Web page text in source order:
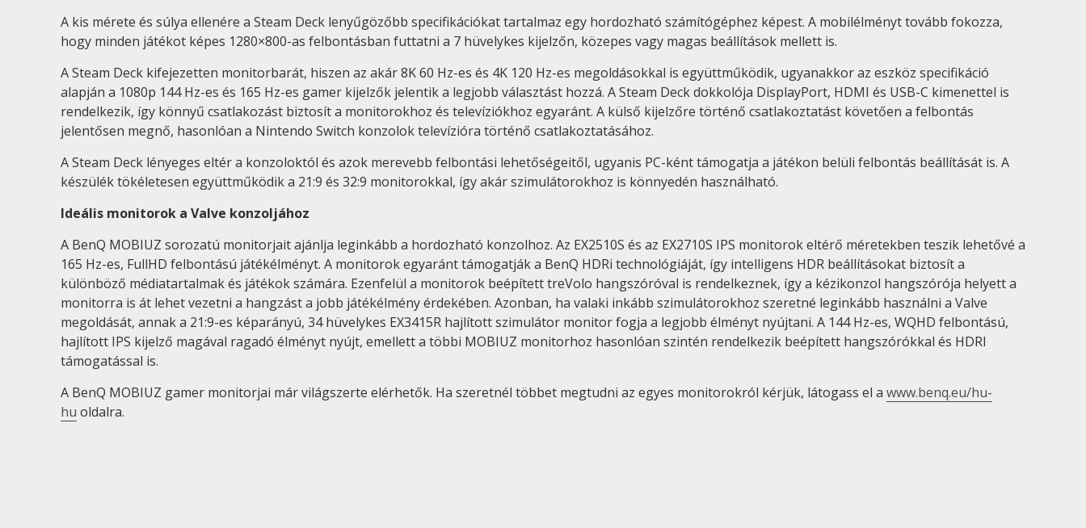
A kis mérete és súlya ellenére a Steam Deck lenyűgözőbb specifikációkat tartalmaz egy hordozható számítógéphez képest. A mobilélményt tovább fokozza,
hogy minden játékot képes 1280×800-as felbontásban futtatni a 7 hüvelykes kijelzőn, közepes vagy magas beállítások mellett is.
A Steam Deck kifejezetten monitorbarát, hiszen az akár 8K 60 Hz-es és 4K 120 Hz-es megoldásokkal is együttműködik, ugyanakkor az eszköz specifikáció
alapján a 1080p 144 Hz-es és 165 Hz-es gamer kijelzők jelentik a legjobb választást hozzá. A Steam Deck dokkolója DisplayPort, HDMI és USB-C kimenettel is
rendelkezik, így könnyű csatlakozást biztosít a monitorokhoz és televíziókhoz egyaránt. A külső kijelzőre történő csatlakoztatást követően a felbontás
jelentősen megnő, hasonlóan a Nintendo Switch konzolok televízióra történő csatlakoztatásához.
A Steam Deck lényeges eltér a konzoloktól és azok merevebb felbontási lehetőségeitől, ugyanis PC-ként támogatja a játékon belüli felbontás beállítását is. A
készülék tökéletesen együttműködik a 21:9 és 32:9 monitorokkal, így akár szimulátorokhoz is könnyedén használható.
Ideális monitorok a Valve konzoljához
A BenQ MOBIUZ sorozatú monitorjait ajánlja leginkább a hordozható konzolhoz. Az EX2510S és az EX2710S IPS monitorok eltérő méretekben teszik lehetővé a
165 Hz-es, FullHD felbontású játékélményt. A monitorok egyaránt támogatják a BenQ HDRi technológiáját, így intelligens HDR beállításokat biztosít a
különböző médiatartalmak és játékok számára. Ezenfelül a monitorok beépített treVolo hangszóróval is rendelkeznek, így a kézikonzol hangszórója helyett a
monitorra is át lehet vezetni a hangzást a jobb játékélmény érdekében. Azonban, ha valaki inkább szimulátorokhoz szeretné leginkább használni a Valve
megoldását, annak a 21:9-es képarányú, 34 hüvelykes EX3415R hajlított szimulátor monitor fogja a legjobb élményt nyújtani. A 144 Hz-es, WQHD felbontású,
hajlított IPS kijelző magával ragadó élményt nyújt, emellett a többi MOBIUZ monitorhoz hasonlóan szintén rendelkezik beépített hangszórókkal és HDRI
támogatással is.
A BenQ MOBIUZ gamer monitorjai már világszerte elérhetők. Ha szeretnél többet megtudni az egyes monitorokról kérjük, látogass el a www.benq.eu/hu-
hu oldalra.